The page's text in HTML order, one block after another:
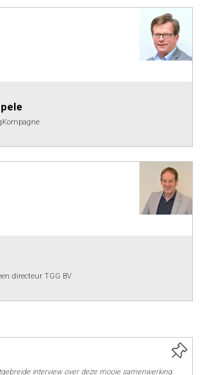
directeur TGG BV
interview over deze mooie samenwerking